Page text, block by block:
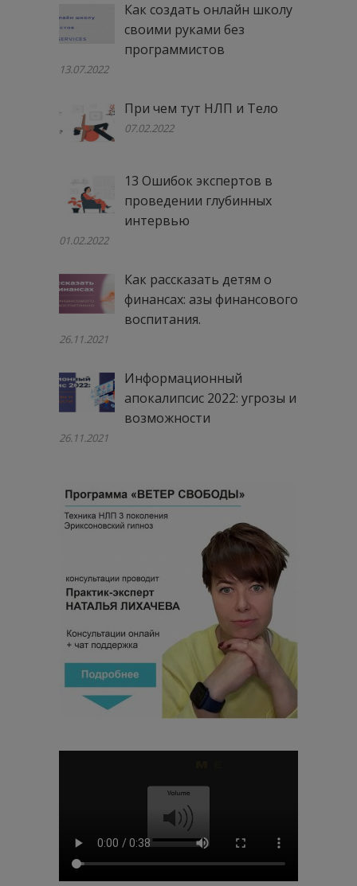
Как создать онлайн школу
своими руками без
программистов
13.07.2022
При чем тут НЛП и Тело
07.02.2022
13 Ошибок экспертов в
проведении глубинных
интервью
01.02.2022
Как рассказать детям о
финансах: азы финансового
воспитания.
26.11.2021
Информационный
апокалипсис 2022: угрозы и
возможности
26.11.2021